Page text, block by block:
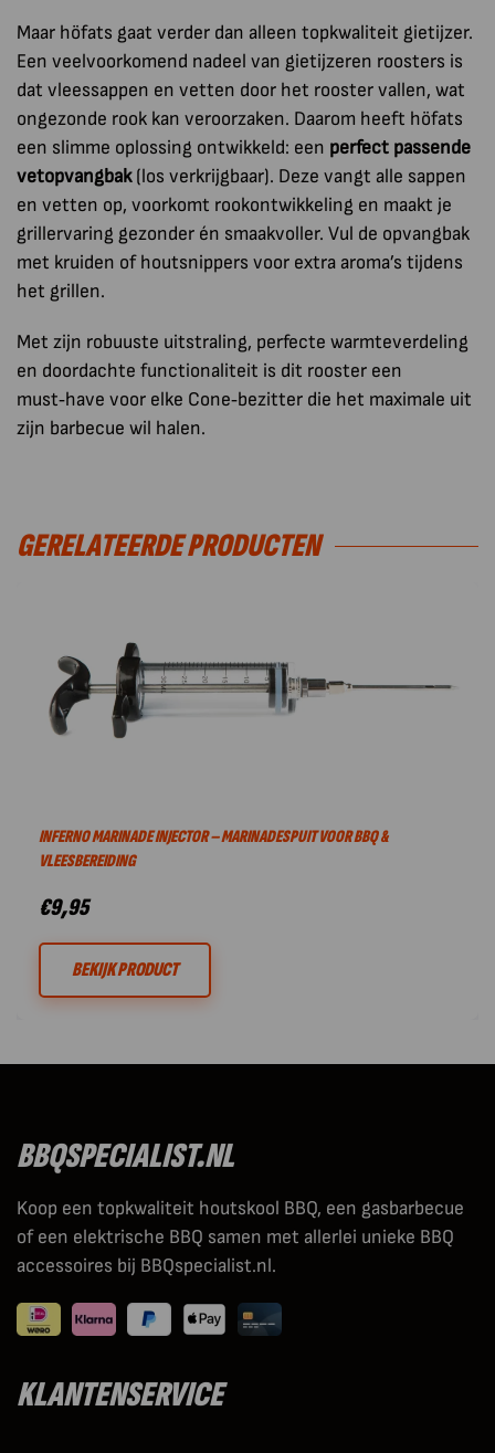
Maar höfats gaat verder dan alleen topkwaliteit gietijzer.
Een veelvoorkomend nadeel van gietijzeren roosters is
dat vleessappen en vetten door het rooster vallen, wat
ongezonde rook kan veroorzaken. Daarom heeft höfats
een slimme oplossing ontwikkeld: een perfect passende
vetopvangbak(los verkrijgbaar). Deze vangt alle sappen
en vetten op, voorkomt rookontwikkeling en maakt je
grillervaring gezonder én smaakvoller. Vul de opvangbak
met kruiden of houtsnippers voor extra aroma’s tijdens
het grillen.
Met zijn robuuste uitstraling, perfecte warmteverdeling
en doordachte functionaliteit is dit rooster een
must‑have voor elke Cone‑bezitter die het maximale uit
zijn barbecue wil halen.
GERELATEERDE PRODUCTEN
INFERNO MARINADE INJECTOR – MARINADESPUIT VOOR BBQ &
VLEESBEREIDING
€9,95
BEKIJK PRODUCT
BBQSPECIALIST.NL
Koop een topkwaliteit houtskool BBQ, een gasbarbecue
of een elektrische BBQ samen met allerlei unieke BBQ
accessoires bij BBQspecialist.nl.
KLANTENSERVICE